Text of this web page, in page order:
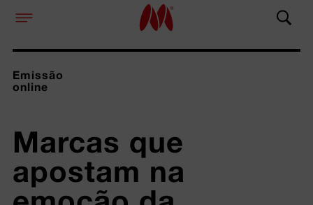
Emissão
online
Marcas que
apostam na